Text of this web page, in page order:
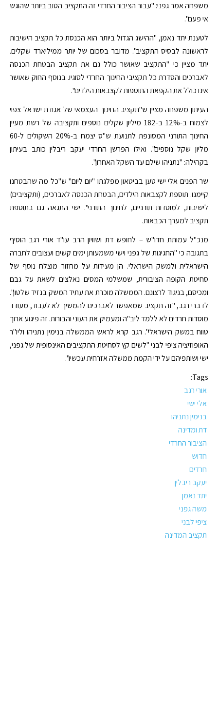
משפחה אמר גפני: "עבור הציבור החרדי זה התקציב הטוב ביותר שהוגש
אי פעם".
לטענת יתד נאמן, "ההישג הגדול ביותר הוא הכנסת כל תקציב הישיבות
לראשונה לבסיס התקציב". מדובר בסכום של יותר ממיליארד שקלים.
יתד מציין כי "התקציב שאושר כולל גם את תקציב הבטחת הכנסה
לאברכים והסדרת כל תקציבי החינוך החרדי לסוגיו. בנוסף החוק שאושר
אינו כולל את הקפאת התוספות לקצבאות הילדים".
העיתון משפחה מציין ש"תקציב החינוך העצמאי של אגודת ישראל צפוי
לצמוח ב-12% ב-182 מיליון שקלים נוספים ותקציבה של רשת מעיין
החינוך התורני המסונפת לתנועת ש"ס יצמח ב-20% השקולים ל-60
מליון שקל נוספים". ואילו הפרשן החרדי יעקב ריבלין כותב בעיתון
בקהילה: "נתניהו שילם עד השקל האחרון".
שר הפנים אלי ישי טען בביטאון מפלגתו "יום ליום" ש"כל מה שהבטחנו
קיימנו. תוספת לקצבאות הילדים, הבטחת הכנסה לאברכים, (ותקציבים)
לישיבות, למוסדות תורניים, לחינוך התורני". ישי התגאה גם בתוספת
תקציב למערך הכבאות.
מנכ"ל עמותת חדו"ש – לחופש דת ושוויון הרב עו"ד אורי רגב הוסיף
בתגובה כי "החגיגות של גפני וישי משמעותן ימים קשים ועצובים לחברה
הישראלית ולמשק הישראלי. הן מעידות על מחזור מוצלח נוסף של
סחיטת הקופה הציבורית, שמשלמי המסים נאלצים לשאת על גבם
ומכיסם, בניגוד לרצונם. הממשלה מוכרת את עתיד המשק בנזיד שלטון".
לדברי רגב, "זה תקציב שמאפשר לאברכים להמשיך לא לעבוד, מעודד
מוסדות חרדים לא ללמד ליב"ה ומעמיק את העוני והבורות. זה פיגוע ארוך
טווח במשק הישראלי". רגב קרא לראש הממשלה בנימין נתניהו וליו"ר
האופוזיציה ציפי לבני "לשים קץ לסחיטת התקציבים האינסופית של גפני,
ישי ושותפיהם על ידי הקמת ממשלה אזרחית עכשיו".
Tags:
אורי רגב
אלי ישי
בנימין נתניהו
דת ומדינה
הציבור החרדי
חדוש
חרדים
יעקב ריבלין
יתד נאמן
משה גפני
ציפי לבני
תקציב המדינה